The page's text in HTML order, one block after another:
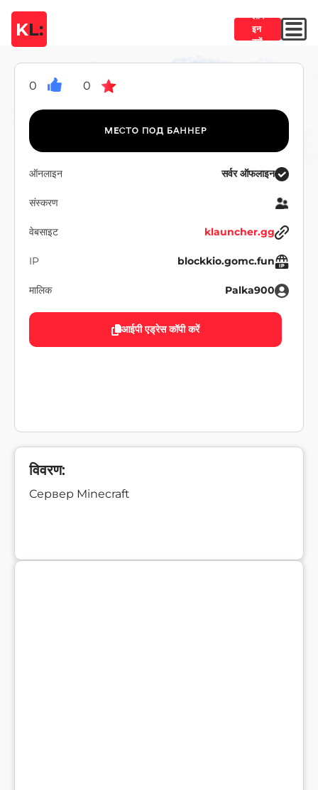
KL:
लॉग
इन
करें
0 0
ऑनलाइन सर्वर ऑफलाइन
संस्करण
वेबसाइट klauncher.gg
IP blockkio.gomc.fun
मालिक Palka900
आईपी एड्रेस कॉपी करें
विवरण:
Сервер Minecraft